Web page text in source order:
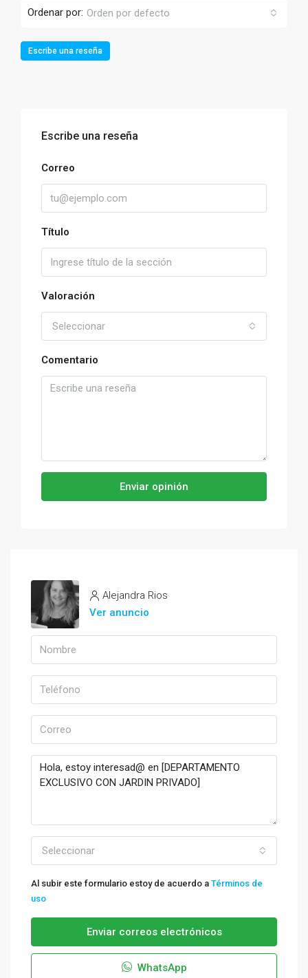
Ordenar por: Orden por defecto
Escribe una reseña
Escribe una reseña
Correo
Título
Valoración
Seleccionar
Comentario
Enviar opinión
Alejandra Rios
Ver anuncio
Seleccionar
Al subir este formulario estoy de acuerdo a Términos de
uso
Enviar correos electrónicos
WhatsApp